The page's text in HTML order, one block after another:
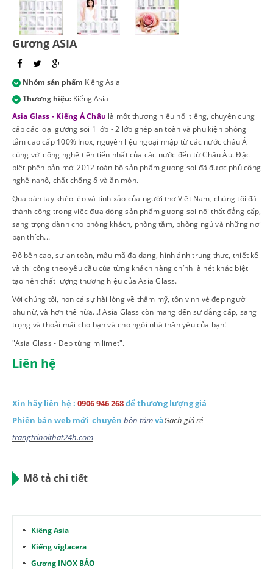
Gương ASIA
Nhóm sản phẩm Kiếng Asia
Thương hiệu: Kiếng Asia
Asia Glass - Kiếng Á Châu là một thương hiệu nổi tiếng, chuyên cung
cấp các loại gương soi 1 lớp - 2 lớp ghép an toàn và phụ kiện phòng
tắm cao cấp 100% Inox, nguyên liệu ngoại nhập từ các nước châu Á
cùng với công nghệ tiên tiến nhất của các nước đến từ Châu Âu. Đặc
biệt phên bản mới 2012 toàn bộ sản phẩm gương soi đã được phủ công
nghệ nanô, chất chống ố và ăn mòn.
Qua bàn tay khéo léo và tinh xảo của người thợ Việt Nam, chúng tôi đã
thành công trong việc đưa dòng sản phẩm gương soi nội thất đẳng cấp,
sang trọng dành cho phòng khách, phòng tắm, phòng ngủ và những nơi
bạn thích...
Độ bền cao, sự an toàn, mẫu mã đa dạng, hình ảnh trung thực, thiết kế
và thi công theo yêu cầu của từng khách hàng chính là nét khác biệt
tạo nên chất lượng thương hiệu của Asia Glass.
Với chúng tôi, hơn cả sự hài lòng về thẩm mỹ, tôn vinh vẻ đẹp người
phụ nữ, và hơn thế nữa...! Asia Glass còn mang đến sự đẳng cấp, sang
trọng và thoải mái cho bạn và cho ngôi nhà thân yêu của bạn!
"Asia Glass - Đẹp từng milimet".
Liên hệ
Xin hãy liên hệ : 0906 946 268để thương lượng giá
Phiên bản web mới chuyên bồn tắmvàGạch giá rẻ
trangtrinoithat24h.com
Mô tả chi tiết
Kiếng Asia
Kiếng viglacera
Gương INOX BẢO